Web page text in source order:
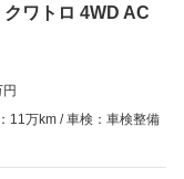
ワトロ 4WD AC
11万km
車検：車検整備